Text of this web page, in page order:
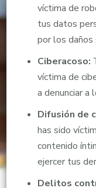
víctima de
tus datos
por los daños
Ciberacoso:
víctima de
a denunciar a
Difusión de
has sido
contenido
ejercer tus
Delitos